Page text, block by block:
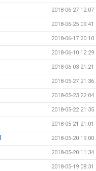
2018-06-27 12:07
2018-06-25 09:41
2018-06-17 20:10
2018-06-10 12:29
2018-06-03 21:21
2018-05-27 21:36
2018-05-23 22:04
2018-05-22 21:35
2018-05-21 21:01
2018-05-20 19:00
2018-05-20 11:34
2018-05-19 08:31